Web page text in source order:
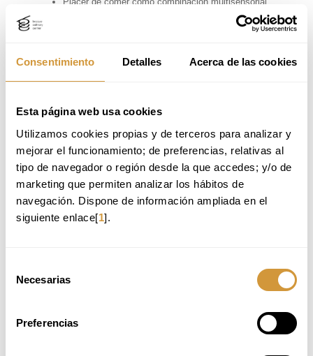
Consentimiento Detalles Acerca de las cookies
Esta página web usa cookies
Utilizamos cookies propias y de terceros para analizar y
mejorar el funcionamiento; de preferencias, relativas al
tipo de navegador o región desde la que accedes; y/o de
marketing que permiten analizar los hábitos de
navegación. Dispone de información ampliada en el
siguiente enlace[1].
Necesarias
Preferencias
Emociones, contexto y entorno en el comportamiento
atractivas
De la teoría a la práctica: evaluación y adaptación de
DIRIGIDO A
Dirigido a:
Profesionales de la gastronomía y la restauración (chefs,
cocineros, food service)
Dietistas-nutricionistas y profesionales de la salud
Profesionales de la educación, divulgación e investigación
en alimentación
Centros sanitarios, clínicas de nutrición y práctica